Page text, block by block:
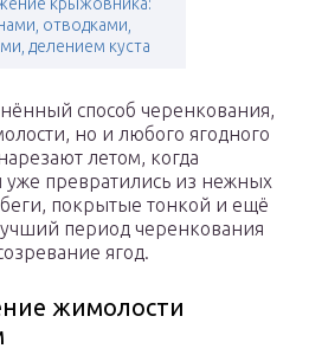
отводками,
делением куста
способ черенкования,
но и любого ягодного
летом, когда
превратились из нежных
покрытые тонкой и ещё
период черенкования
ягод.
жимолости